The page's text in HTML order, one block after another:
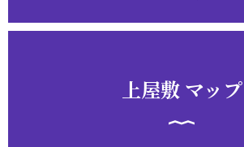
上屋敷 マップ